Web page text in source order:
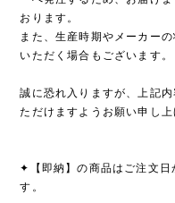
おります。
また、生産時期やメーカー
いただく場合もございます。
誠に恐れ入りますが、上記
ただけますようお願い申し上
✦【即納】の商品はご注文日
す。